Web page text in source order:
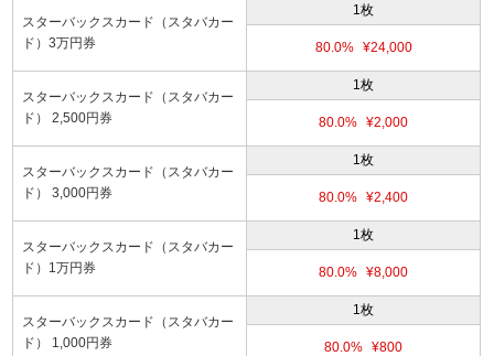
スターバックスカード（スタバカー
ド）3万円券
1枚
80.0% ¥24,000
スターバックスカード（スタバカー
ド） 2,500円券
1枚
80.0% ¥2,000
スターバックスカード（スタバカー
ド） 3,000円券
1枚
80.0% ¥2,400
スターバックスカード（スタバカー
ド）1万円券
1枚
80.0% ¥8,000
スターバックスカード（スタバカー
ド） 1,000円券
1枚
80.0% ¥800